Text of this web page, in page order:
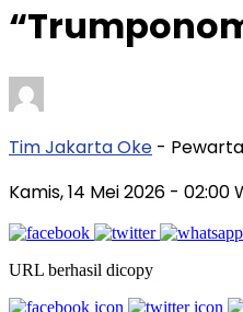
Tim Jakarta Oke - Pewarta
Kamis, 14 Mei 2026 - 02:00
URL berhasil dicopy